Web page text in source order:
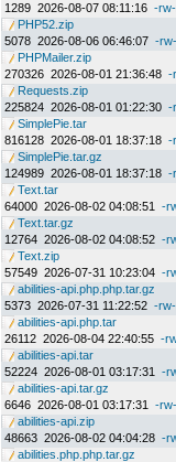
1289 2026-08-07 08:11:16 -
PHP52.zip
5078 2026-08-06 06:46:07 -
PHPMailer.zip
270326 2026-08-01 21:36:48 -
Requests.zip
225824 2026-08-01 01:22:30 -
SimplePie.tar
816128 2026-08-01 18:37:18 -
SimplePie.tar.gz
124989 2026-08-01 18:37:18 -
Text.tar
64000 2026-08-02 04:08:51 -
Text.tar.gz
12764 2026-08-02 04:08:52 -
Text.zip
57549 2026-07-31 10:23:04 -
abilities-api.php.php.tar.gz
5373 2026-07-31 11:22:52 -
abilities-api.php.tar
26112 2026-08-04 22:40:55 -
abilities-api.tar
52224 2026-08-01 03:17:31 -
abilities-api.tar.gz
6646 2026-08-01 03:17:31 -
abilities-api.zip
48663 2026-08-02 04:04:28 -
abilities.php.php.tar.gz